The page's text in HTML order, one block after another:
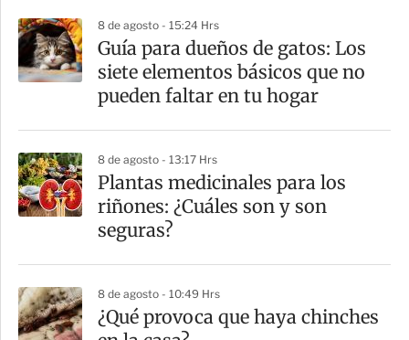
a
r
t
8 de agosto - 15:24 Hrs
Guía para dueños de gatos: Los
siete elementos básicos que no
pueden faltar en tu hogar
8 de agosto - 13:17 Hrs
Plantas medicinales para los
riñones: ¿Cuáles son y son
seguras?
8 de agosto - 10:49 Hrs
¿Qué provoca que haya chinches